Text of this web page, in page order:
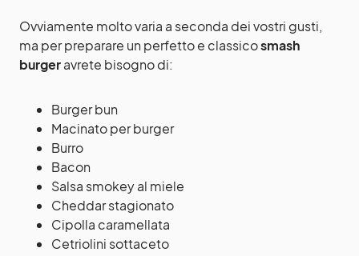
Ovviamente molto varia a seconda dei vostri gusti,
ma per preparare un perfetto e classicosmash
burgeravrete bisogno di:
Burger bun
Macinato per burger
Burro
Bacon
Salsa smokey al miele
Cheddar stagionato
Cipolla caramellata
Cetriolini sottaceto